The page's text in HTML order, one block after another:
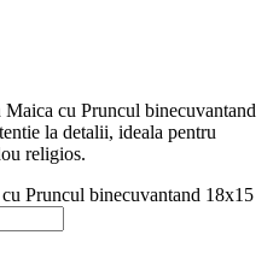
cu Pruncul binecuvantand
la detalii, ideala pentru
religios.
Pruncul binecuvantand 18x15